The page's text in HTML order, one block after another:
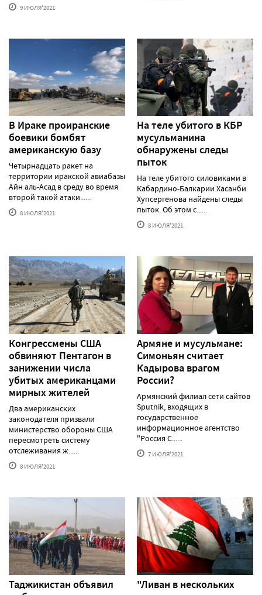
9 ИЮЛЯ'2021
В Ираке проиранские
боевики бомбят
американскую базу
Четырнадцать ракет на
территории иракской авиабазы
Айн аль-Асад в среду во время
второй такой атаки......
8 ИЮЛЯ'2021
На теле убитого в КБР
мусульманина
обнаружены следы
пыток
На теле убитого силовиками в
Кабардино-Балкарии Хасанби
Хупсергенова найдены следы
пыток. Об этом с......
8 ИЮЛЯ'2021
Конгрессмены США
обвиняют Пентагон в
занижении числа
убитых американцами
мирных жителей
Два американских
законодателя призвали
министерство обороны США
пересмотреть систему
отслеживания ж......
8 ИЮЛЯ'2021
Армяне и мусульмане:
Симоньян считает
Кадырова врагом
России?
Армянский филиал сети сайтов
Sputnik, входящих в
государственное
информационное агентство
"Россия С......
7 ИЮЛЯ'2021
Таджикистан объявил
"Ливан в нескольких